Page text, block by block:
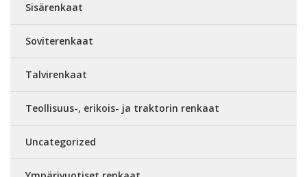
Sisärenkaat
Soviterenkaat
Talvirenkaat
Teollisuus-, erikois- ja traktorin renkaat
Uncategorized